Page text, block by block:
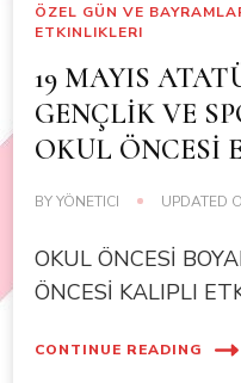
ÖZEL GÜN VE
ETKINLIKLERI
19 MAYIS
GENÇLİK VE
OKUL ÖNCESİ
BYYÖNETICI UPDATED
OKUL ÖNCESİ
ÖNCESİ KALIPLI
CONTINUE READING